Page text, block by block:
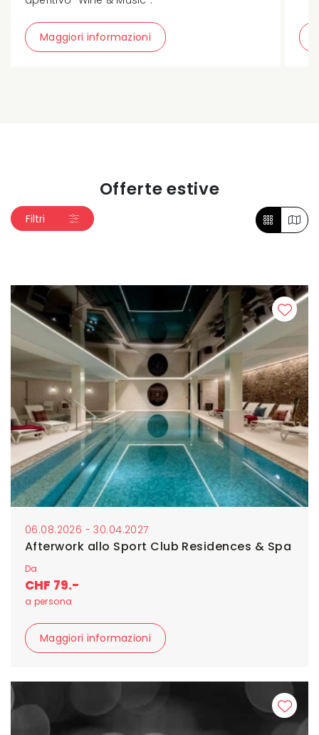
Maggiori informazioni
Offerte estive
Filtri
06.08.2026 - 30.04.2027
Afterwork allo Sport Club Residences & Spa
Da
CHF 79.-
a persona
Maggiori informazioni